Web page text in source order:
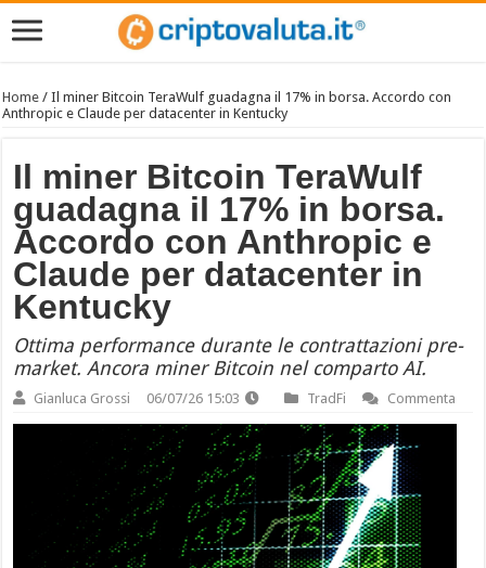
Home /Il miner Bitcoin TeraWulf guadagna il 17% in borsa. Accordo con
Anthropic e Claude per datacenter in Kentucky
Il miner Bitcoin TeraWulf
guadagna il 17% in borsa.
Accordo con Anthropic e
Claude per datacenter in
Kentucky
Ottima performance durante le contrattazioni pre-
market. Ancora miner Bitcoin nel comparto AI.
Gianluca Grossi 06/07/26 15:03 TradFi Commenta